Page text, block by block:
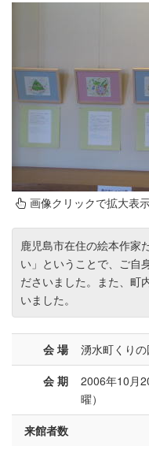
画像クリックで拡大表
鹿児島市在住の絵本作家
い」ということで、ご自
ださいました。また、町
いました。
会 場
湧水町くり
会 期
2006年10月
曜）
来館者数